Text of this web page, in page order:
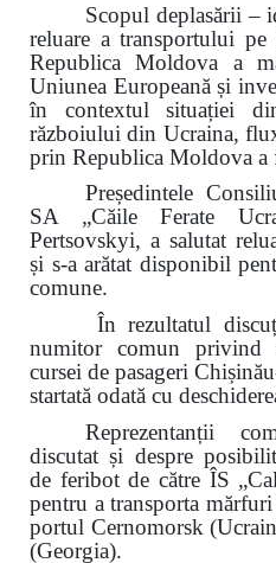
Scopul deplasării –
reluare a transportului
Republica Moldova a
Uniunea Europeană și
în contextul situației
războiului din Ucraina,
prin Republica Moldova a
Președintele
SA „Căile Ferate
Pertsovskyi, a salutat
și s-a arătat disponibil
comune.
În rezultatul
numitor comun privind
cursei de pasageri
startată odată cu
Reprezentanții
discutat și despre
de feribot de către ÎS
pentru a transporta
portul Cernomorsk
(Georgia).